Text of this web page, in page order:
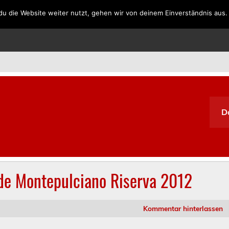
SPANIEN PORTUGAL GRIECHENLAND SÜDAFRIKA
Montepulciano Riserva 2012
Kommentar hinterlassen
die Website weiter nutzt, gehen wir von deinem Einverständnis aus.